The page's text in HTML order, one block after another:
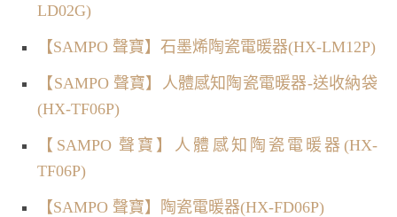
LD02G)
【SAMPO 聲寶】石墨烯陶瓷電暖器(HX-LM12P)
【SAMPO 聲寶】人體感知陶瓷電暖器-送收納袋
(HX-TF06P)
【SAMPO 聲寶】人體感知陶瓷電暖器(HX-
TF06P)
【SAMPO 聲寶】陶瓷電暖器(HX-FD06P)